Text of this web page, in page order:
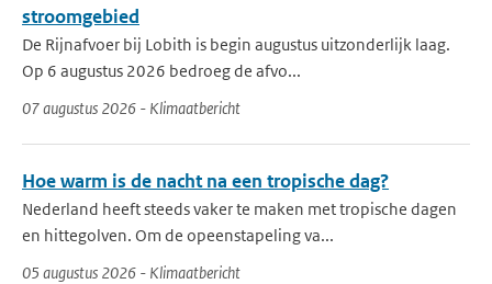
stroomgebied
De Rijnafvoer bij Lobith is begin augustus uitzonderlijk laag.
Op 6 augustus 2026 bedroeg de afvo...
07 augustus 2026 - Klimaatbericht
Hoe warm is de nacht na een tropische dag?
Nederland heeft steeds vaker te maken met tropische dagen
en hittegolven. Om de opeenstapeling va...
05 augustus 2026 - Klimaatbericht